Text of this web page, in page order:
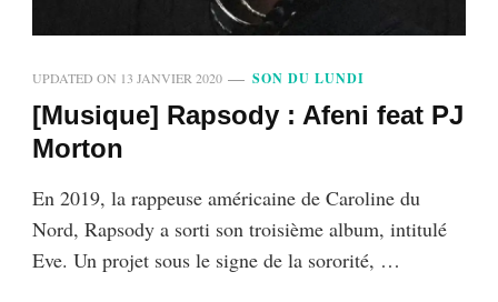
UPDATED ON 13 JANVIER 2020 SON DU LUNDI
[Musique] Rapsody : Afeni feat PJ
Morton
En 2019, la rappeuse américaine de Caroline du
Nord, Rapsody a sorti son troisième album, intitulé
Eve. Un projet sous le signe de la sororité, …